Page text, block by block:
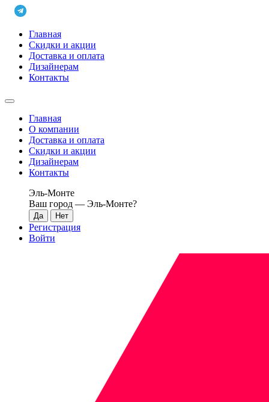
Главная
Скидки и акции
Доставка и оплата
Дизайнерам
Контакты
Главная
О компании
Доставка и оплата
Скидки и акции
Дизайнерам
Контакты
Эль-Монте
Ваш город — Эль-Монте?
Регистрация
Войти